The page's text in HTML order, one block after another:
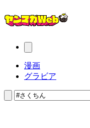
漫画
グラビア